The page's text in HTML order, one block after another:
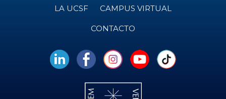
LA UCSF CAMPUS VIRTUAL
CONTACTO